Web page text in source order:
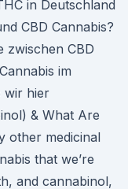
in Deutschland
CBD Cannabis?
zwischen CBD
im
wir hier
& What Are
other medicinal
that we’re
and cannabinol,